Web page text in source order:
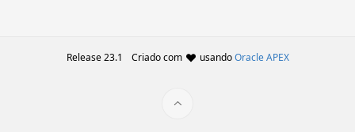
Release 23.1 Criado com usandoOracle APEX